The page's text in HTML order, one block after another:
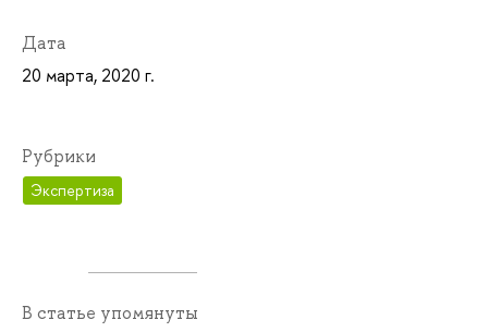
Дата
20 марта, 2020 г.
Рубрики
Экспертиза
В статье упомянуты